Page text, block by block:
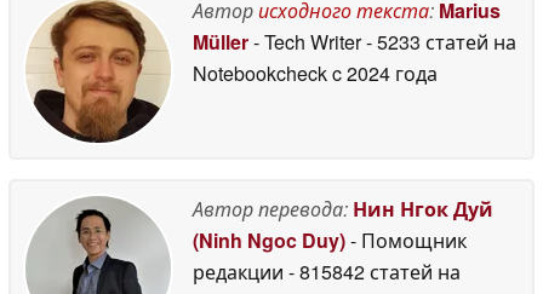
Авторисходного текста: Marius
Müller- Tech Writer- 5233 статей на
Notebookcheckc 2024 года
Автор перевода: Нин Нгок Дуй
(Ninh Ngoc Duy)- Помощник
редакции - 815842 статей на